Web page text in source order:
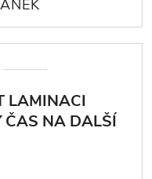
LAMINACI
ČAS NA DALŠÍ